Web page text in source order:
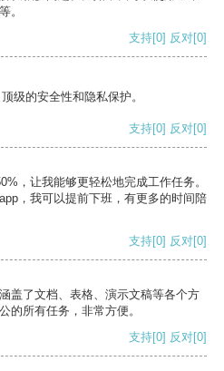
。
支持[0] 反对[0]
级的安全性和隐私保护。
支持[0] 反对[0]
，让我能够更轻松地完成工作任务。
，我可以提前下班，有更多的时间陪
支持[0] 反对[0]
盖了文档、表格、演示文稿等各个方
的所有任务，非常方便。
支持[0] 反对[0]